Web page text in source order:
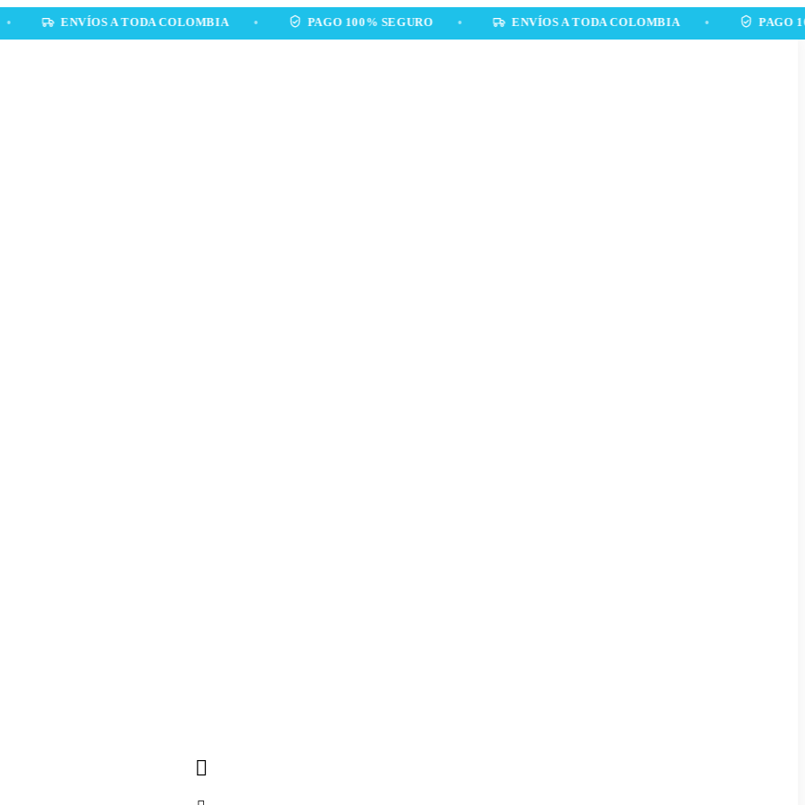
ENVÍOS A TODA COLOMBIA • PAGO 100% SEGURO • ENVÍOS A TODA COLOMBIA • PAGO 100%